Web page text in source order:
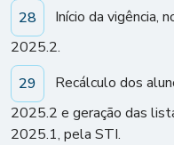
28
Início da vigência,
2025.2.
29
Recálculo dos
2025.2 e geração das
2025.1, pela STI.